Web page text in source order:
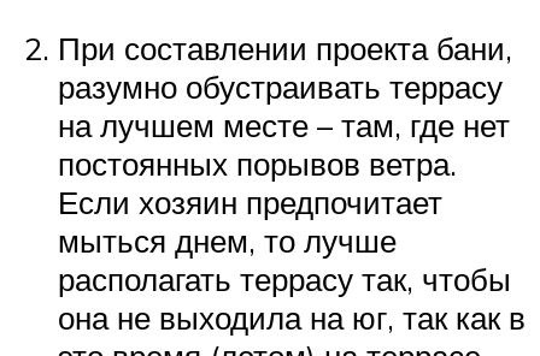
При составлении проекта бани,
разумно обустраивать террасу
на лучшем месте – там, где нет
постоянных порывов ветра.
Если хозяин предпочитает
мыться днем, то лучше
располагать террасу так, чтобы
она не выходила на юг, так как в